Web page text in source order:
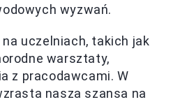
wyzwań.
uczelniach, takich jak
warsztaty,
z pracodawcami. W
nasza szansa na